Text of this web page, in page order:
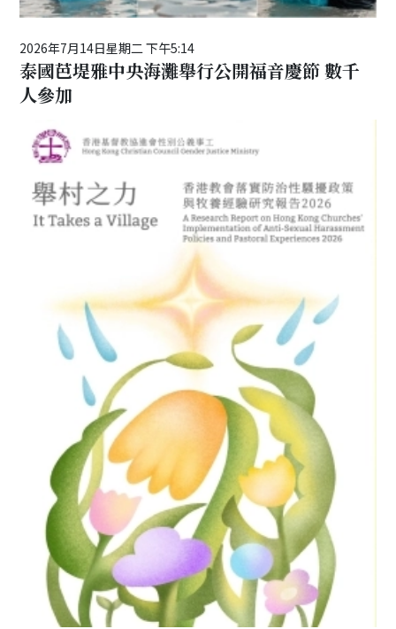
2026年7月14日星期二 下午5:14
泰國芭堤雅中央海灘舉行公開福音慶節 數千
人參加